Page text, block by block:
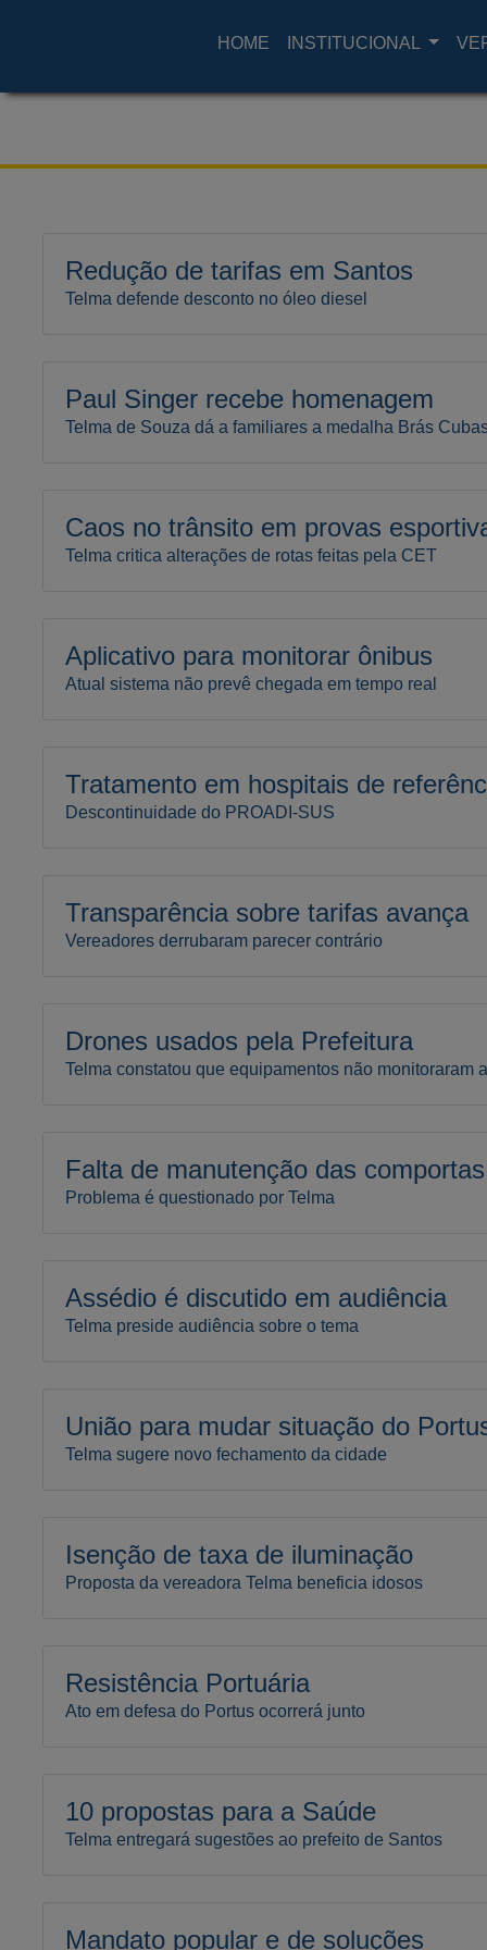
HOME INSTITUCIONAL
Redução de tarifas em Santos
Telma defende desconto no óleo diesel
Paul Singer recebe homenagem
Telma de Souza dá a familiares a medalha Brás
Caos no trânsito em provas
Telma critica alterações de rotas feitas pela CET
Aplicativo para monitorar ônibus
Atual sistema não prevê chegada em tempo real
Tratamento em hospitais de
Descontinuidade do PROADI-SUS
Transparência sobre tarifas avança
Vereadores derrubaram parecer contrário
Drones usados pela Prefeitura
Telma constatou que equipamentos não monitoraram
Falta de manutenção das comportas
Problema é questionado por Telma
Assédio é discutido em audiência
Telma preside audiência sobre o tema
União para mudar situação do
Telma sugere novo fechamento da cidade
Isenção de taxa de iluminação
Proposta da vereadora Telma beneficia idosos
Resistência Portuária
Ato em defesa do Portus ocorrerá junto
10 propostas para a Saúde
Telma entregará sugestões ao prefeito de Santos
Mandato popular e de soluções